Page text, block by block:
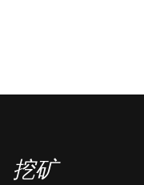
挖矿